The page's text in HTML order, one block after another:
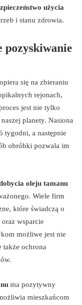
użycia
i stanu zdrowia.
pozyskiwanie
opiera się na zbieraniu
rejonach,
jest nie tylko
planety. Nasiona
tygodni, a następnie
obróbki pozwala im
oleju tamanu
Wiele firm
które świadczą o
wsparcie
możliwe jest nie
ochrona
ma pozytywny
mieszkańcom